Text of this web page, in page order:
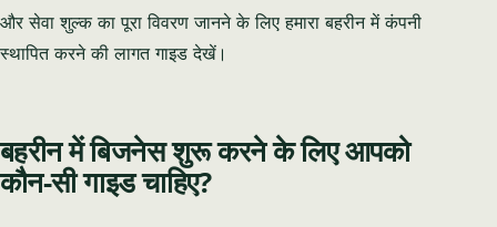
और सेवा शुल्क का पूरा विवरण जानने के लिए हमारा बहरीन में कंपनी
स्थापित करने की लागत गाइड देखें।
बहरीन में बिजनेस शुरू करने के लिए आपको
कौन-सी गाइड चाहिए?